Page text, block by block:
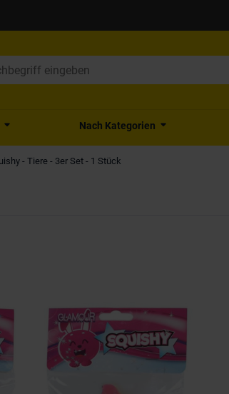
Nach Kategorien
- Tiere - 3er Set - 1 Stück